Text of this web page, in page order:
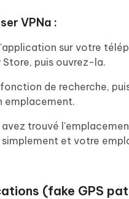
VPNa :
sur votre
Store, puis ouvrez-la.
de recherche,
emplacement.
avez trouvé
et votre
(fake GPS